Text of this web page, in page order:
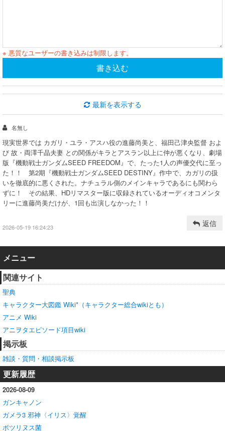
※ 悪質なユーザーの書き込みは制限します。
書き込む
最新を表示する
名無し
現実世界では カガリ・ユラ・アスハ役の進藤尚美と、福田己津央監督 およ
び 故・両澤千晶夫妻 との関係がキラとアスラン以上に仲が悪くなり、劇場
版『機動戦士ガンダムSEED FREEDOM』で、たった1人の声優交代に至っ
た！！ 第2期『機動戦士ガンダムSEED DESTINY』作中で、カガリの扱
いを徹底的に悪くされた。ナチュラル側のメインキャラであるにも関わら
ずに！ その結果、HDリマスター版に収録されているオーディオコメンタ
リーに進藤尚美だけが、1回も出演しなかった！！
返信
2026-05-19 16:24:23
メニュー
関連サイト
聖典
キャラクター大図鑑 Wiki*（キャラクター総合wikiとも）
アニメ Wiki
アニヲタエピソード項目wiki
掲示板
雑談・質問・相談掲示板
更新履歴
2026-08-09
ガンキャノン
ガメラ3 邪神〈イリス〉覚醒
ボツリヌス菌